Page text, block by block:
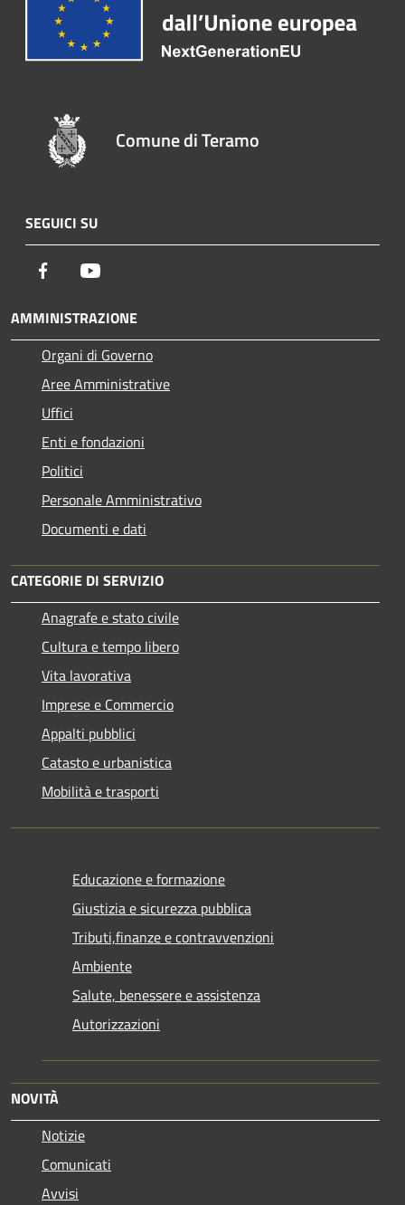
Comune di Teramo
SEGUICI SU
Facebook
AMMINISTRAZIONE
Organi di Governo
Aree Amministrative
Uffici
Enti e fondazioni
Politici
Personale Amministrativo
Documenti e dati
CATEGORIE DI SERVIZIO
Anagrafe e stato civile
Cultura e tempo libero
Vita lavorativa
Imprese e Commercio
Appalti pubblici
Catasto e urbanistica
Mobilità e trasporti
Educazione e formazione
Giustizia e sicurezza pubblica
Tributi,finanze e contravvenzioni
Ambiente
Salute, benessere e assistenza
Autorizzazioni
NOVITÀ
Notizie
Comunicati
Avvisi